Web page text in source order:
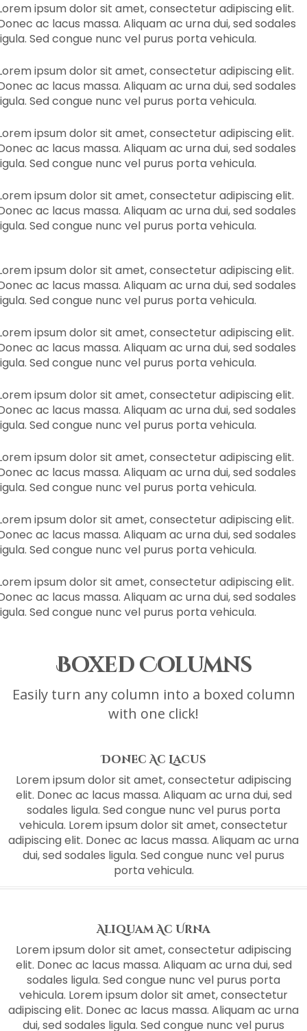
ipsum dolor sit amet, consectetur adipiscing elit.
ac lacus massa. Aliquam ac urna dui, sed sodales
Sed congue nunc vel purus porta vehicula.
ipsum dolor sit amet, consectetur adipiscing elit.
ac lacus massa. Aliquam ac urna dui, sed sodales
Sed congue nunc vel purus porta vehicula.
ipsum dolor sit amet, consectetur adipiscing elit.
ac lacus massa. Aliquam ac urna dui, sed sodales
Sed congue nunc vel purus porta vehicula.
ipsum dolor sit amet, consectetur adipiscing elit.
ac lacus massa. Aliquam ac urna dui, sed sodales
Sed congue nunc vel purus porta vehicula.
ipsum dolor sit amet, consectetur adipiscing elit.
ac lacus massa. Aliquam ac urna dui, sed sodales
Sed congue nunc vel purus porta vehicula.
ipsum dolor sit amet, consectetur adipiscing elit.
ac lacus massa. Aliquam ac urna dui, sed sodales
Sed congue nunc vel purus porta vehicula.
ipsum dolor sit amet, consectetur adipiscing elit.
ac lacus massa. Aliquam ac urna dui, sed sodales
Sed congue nunc vel purus porta vehicula.
ipsum dolor sit amet, consectetur adipiscing elit.
ac lacus massa. Aliquam ac urna dui, sed sodales
Sed congue nunc vel purus porta vehicula.
ipsum dolor sit amet, consectetur adipiscing elit.
ac lacus massa. Aliquam ac urna dui, sed sodales
Sed congue nunc vel purus porta vehicula.
ipsum dolor sit amet, consectetur adipiscing elit.
ac lacus massa. Aliquam ac urna dui, sed sodales
Sed congue nunc vel purus porta vehicula.
Boxed Columns
Easily turn any column into a boxed column
with one click!
Donec Ac Lacus
Lorem ipsum dolor sit amet, consectetur adipiscing
elit. Donec ac lacus massa. Aliquam ac urna dui, sed
sodales ligula. Sed congue nunc vel purus porta
vehicula. Lorem ipsum dolor sit amet, consectetur
adipiscing elit. Donec ac lacus massa. Aliquam ac urna
dui, sed sodales ligula. Sed congue nunc vel purus
porta vehicula.
Aliquam Ac Urna
Lorem ipsum dolor sit amet, consectetur adipiscing
elit. Donec ac lacus massa. Aliquam ac urna dui, sed
sodales ligula. Sed congue nunc vel purus porta
vehicula. Lorem ipsum dolor sit amet, consectetur
adipiscing elit. Donec ac lacus massa. Aliquam ac urna
dui, sed sodales ligula. Sed congue nunc vel purus